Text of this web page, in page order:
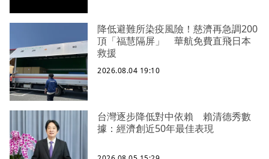
降低避難所染疫風險！慈濟再急調200
頂「福慧隔屏」 華航免費直飛日本
救援
2026.08.04 19:10
台灣逐步降低對中依賴 賴清德秀數
據：經濟創近50年最佳表現